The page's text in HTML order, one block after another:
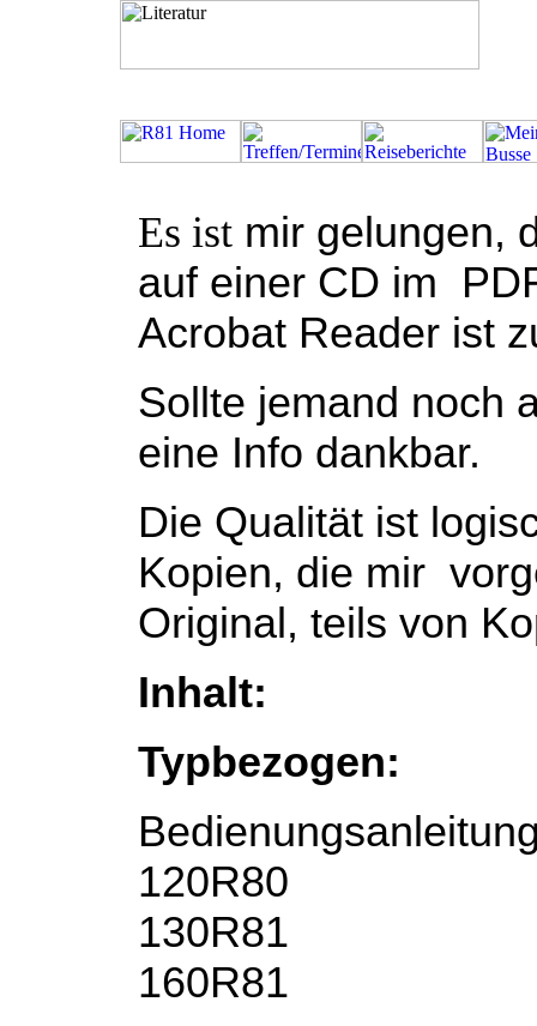
Es ist mir gelungen,
auf einer CD im
Acrobat Reader ist
Sollte jemand noch
eine Info dankbar.
Die Qualität ist
Kopien, die mir
Original, teils von
Inhalt:
Typbezogen:
120R80
130R81
160R81